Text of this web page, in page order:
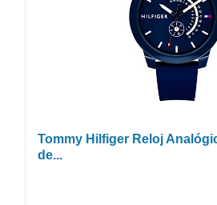
Tommy Hilfiger Reloj
de...